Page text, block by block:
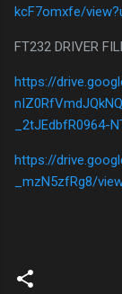
kcF7omxfe/
FT232 DRIVER
https://
_2tJEdbfR0964-
https://
_mzN5zfRg8/